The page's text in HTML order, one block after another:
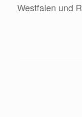
Westfalen und